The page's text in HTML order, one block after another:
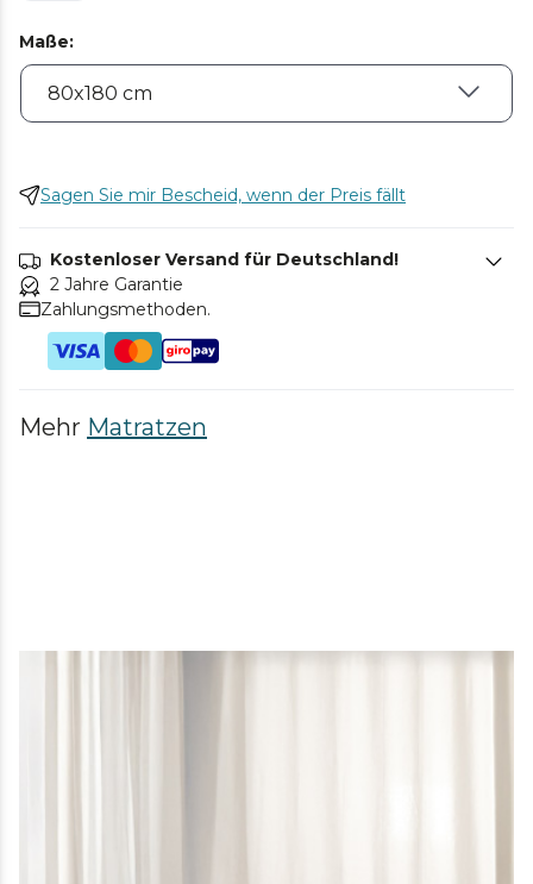
Maße:
Sagen Sie mir Bescheid, wenn der Preis fällt
Kostenloser Versand für Deutschland!
2 Jahre Garantie
Zahlungsmethoden.
Mehr Matratzen